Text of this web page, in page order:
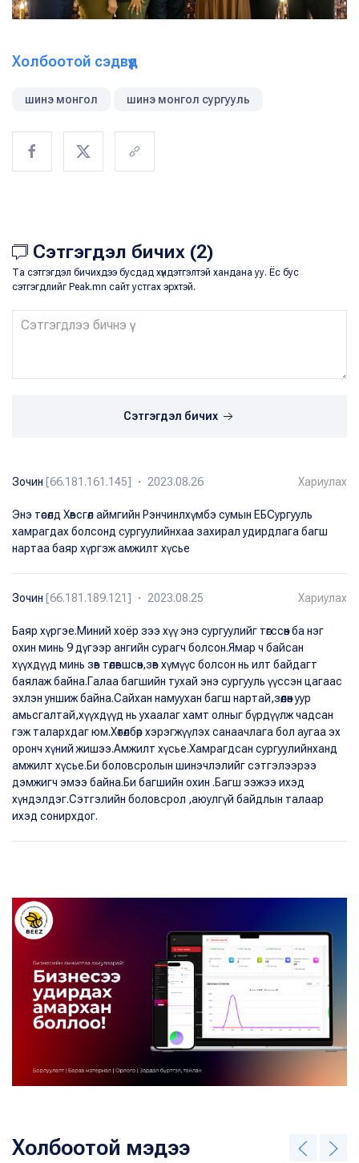
Холбоотой сэдвүүд
шинэ монгол шинэ монгол сургууль
Сэтгэгдэл бичих (2)
Та сэтгэгдэл бичихдээ бусдад хүндэтгэлтэй хандана уу. Ёс бус
сэтгэгдлийг Peak.mn сайт устгах эрхтэй.
Сэтгэгдэл бичих
Зочин [66.181.161.145] ・ 2023.08.26 Хариулах
Энэ төсөлд Хөвсгөл аймгийн Рэнчинлхүмбэ сумын ЕБСургууль
хамрагдах болсонд сургуулийнхаа захирал удирдлага багш
нартаа баяр хүргэж амжилт хүсье
Зочин [66.181.189.121] ・ 2023.08.25 Хариулах
Баяр хүргэе.Миний хоёр зээ хүү энэ сургуулийг төгссөн ба нэг
охин минь 9 дүгээр ангийн сурагч болсон.Ямар ч байсан
хүүхдүүд минь зөв төлөвшсөн,зөв хүмүүс болсон нь илт байдагт
баялаж байна.Галаа багшийн тухай энэ сургууль үүссэн цагаас
эхлэн уншиж байна.Сайхан намуухан багш нартай,зөөлөн уур
амьсгалтай,хүүхдүүд нь ухаалаг хамт олныг бүрдүүлж чадсан
гэж талархдаг юм.Хөтөлбөр хэрэгжүүлэх санаачлага бол аугаа эх
оронч хүний жишээ.Амжилт хүсье.Хамрагдсан сургуулийнханд
амжилт хүсье.Би боловсролын шинэчлэлийг сэтгэлээрээ
дэмжигч эмээ байна.Би багшийн охин .Багш ээжээ ихэд
хүндэлдэг.Сэтгэлийн боловсрол ,аюулгүй байдлын талаар
ихэд сонирхдог.
Холбоотой мэдээ